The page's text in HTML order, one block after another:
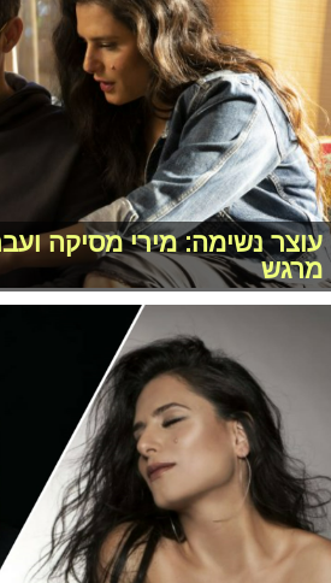
עוצר נשימה: מירי מסיקה
מרגש